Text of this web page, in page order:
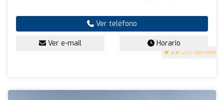
2.8 (200 opiniones)
Ver teléfono
Ver e-mail Horario